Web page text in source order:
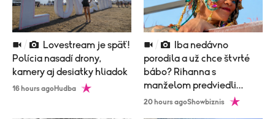
Polícia nasadí drony,
kamery aj desiatky hliadok
16 hours agoHudba
porodila a už chce štvrté
bábo? Rihanna s
manželom predviedli
poriadne nemravný tanec!
20 hours agoShowbiznis